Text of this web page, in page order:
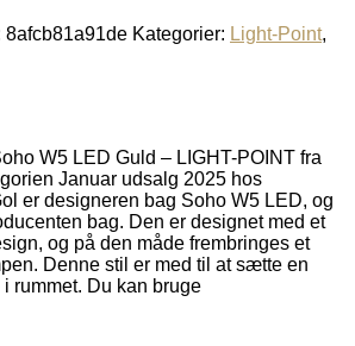
8afcb81a91de Kategorier: Light-Point,
W5 LED Guld – LIGHT-POINT fra
Januar udsalg 2025 hos
er designeren bag Soho W5 LED, og
bag. Den er designet med et
og på den måde frembringes et
Denne stil er med til at sætte en
rummet. Du kan bruge